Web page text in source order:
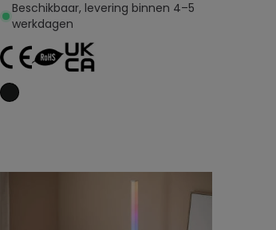
Beschikbaar, levering binnen 4–5
werkdagen